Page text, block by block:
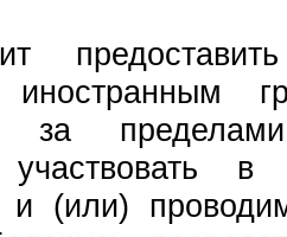
за
участвовать
и (или)